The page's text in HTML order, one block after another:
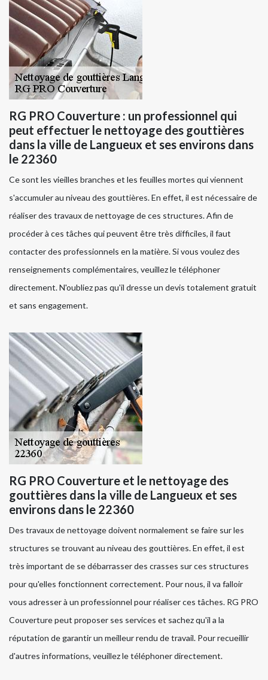
RG PRO Couverture : un professionnel qui
peut effectuer le nettoyage des gouttières
dans la ville de Langueux et ses environs dans
le 22360
Ce sont les vieilles branches et les feuilles mortes qui viennent
s'accumuler au niveau des gouttières. En effet, il est nécessaire de
réaliser des travaux de nettoyage de ces structures. Afin de
procéder à ces tâches qui peuvent être très difficiles, il faut
contacter des professionnels en la matière. Si vous voulez des
renseignements complémentaires, veuillez le téléphoner
directement. N'oubliez pas qu'il dresse un devis totalement gratuit
et sans engagement.
RG PRO Couverture et le nettoyage des
gouttières dans la ville de Langueux et ses
environs dans le 22360
Des travaux de nettoyage doivent normalement se faire sur les
structures se trouvant au niveau des gouttières. En effet, il est
très important de se débarrasser des crasses sur ces structures
pour qu'elles fonctionnent correctement. Pour nous, il va falloir
vous adresser à un professionnel pour réaliser ces tâches. RG PRO
Couverture peut proposer ses services et sachez qu'il a la
réputation de garantir un meilleur rendu de travail. Pour recueillir
d'autres informations, veuillez le téléphoner directement.